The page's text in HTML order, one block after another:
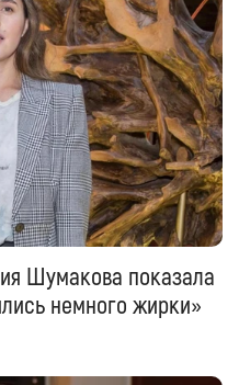
Шумакова показала
немного жирки»